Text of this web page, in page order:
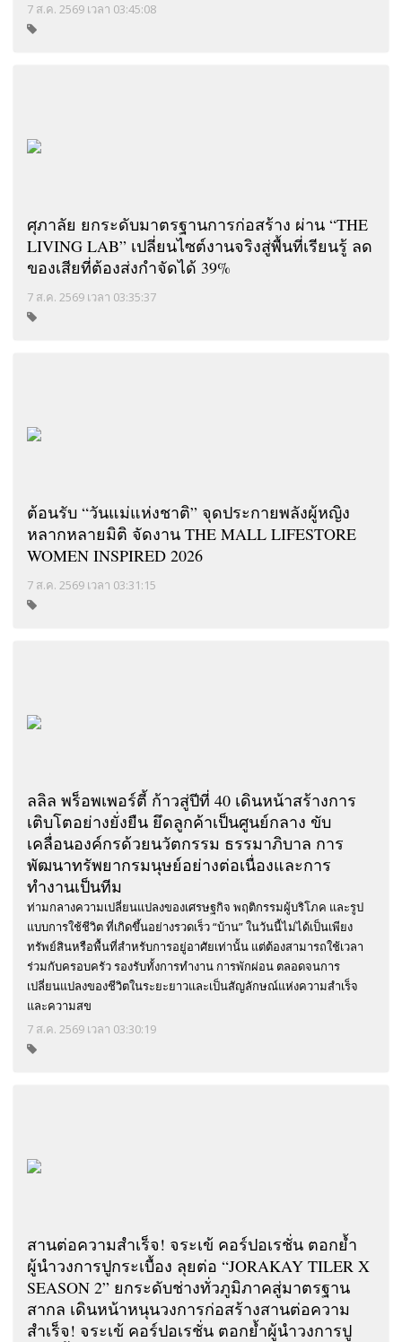
7 ส.ค. 2569 เวลา 03:45:08
ศุภาลัย ยกระดับมาตรฐานการก่อสร้าง ผ่าน “THE
LIVING LAB” เปลี่ยนไซต์งานจริงสู่พื้นที่เรียนรู้ ลด
ของเสียที่ต้องส่งกำจัดได้ 39%
7 ส.ค. 2569 เวลา 03:35:37
ต้อนรับ “วันแม่แห่งชาติ” จุดประกายพลังผู้หญิง
หลากหลายมิติ จัดงาน THE MALL LIFESTORE
WOMEN INSPIRED 2026
7 ส.ค. 2569 เวลา 03:31:15
ลลิล พร็อพเพอร์ตี้ ก้าวสู่ปีที่ 40 เดินหน้าสร้างการ
เติบโตอย่างยั่งยืน ยึดลูกค้าเป็นศูนย์กลาง ขับ
เคลื่อนองค์กรด้วยนวัตกรรม ธรรมาภิบาล การ
พัฒนาทรัพยากรมนุษย์อย่างต่อเนื่องและการ
ทำงานเป็นทีม
ท่ามกลางความเปลี่ยนแปลงของเศรษฐกิจ พฤติกรรมผู้บริโภค และรูป
แบบการใช้ชีวิต ที่เกิดขึ้นอย่างรวดเร็ว “บ้าน” ในวันนี้ไม่ได้เป็นเพียง
ทรัพย์สินหรือพื้นที่สำหรับการอยู่อาศัยเท่านั้น แต่ต้องสามารถใช้เวลา
ร่วมกับครอบครัว รองรับทั้งการทำงาน การพักผ่อน ตลอดจนการ
เปลี่ยนแปลงของชีวิตในระยะยาวและเป็นสัญลักษณ์แห่งความสำเร็จ
และความสุข
7 ส.ค. 2569 เวลา 03:30:19
สานต่อความสำเร็จ! จระเข้ คอร์ปอเรชั่น ตอกย้ำ
ผู้นำวงการปูกระเบื้อง ลุยต่อ “JORAKAY TILER X
SEASON 2” ยกระดับช่างทั่วภูมิภาคสู่มาตรฐาน
สากล เดินหน้าหนุนวงการก่อสร้างสานต่อความ
สำเร็จ! จระเข้ คอร์ปอเรชั่น ตอกย้ำผู้นำวงการปู